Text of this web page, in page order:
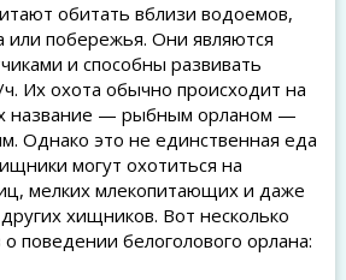
обитать вблизи водоемов,
или побережья. Они являются
и способны развивать
Их охота обычно происходит на
название — рыбным орланом —
Однако это не единственная еда
могут охотиться на
мелких млекопитающих и даже
хищников. Вот несколько
поведении белоголового орлана: